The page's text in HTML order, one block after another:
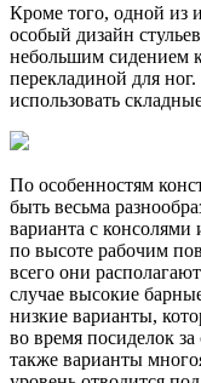
Кроме того, одной из
особый дизайн
небольшим сидением
перекладиной для
использовать
По особенностям
быть весьма
варианта с консолями
по высоте рабочим
всего они
случае высокие
низкие варианты,
во время посиделок
также варианты